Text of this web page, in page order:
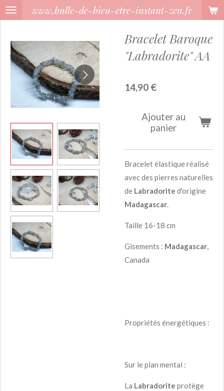
Passer
principal
www.bulle-de-bien-etre-instant-zen.fr
Bracelet Baroque
"Labradorite" AA
14,90 €
Ajouter au
panier
Bracelet élastique réalisé
avec des pierres naturelles
de Labradorite d'origine
Madagascar.
Taille 16-18 cm
Gisements : Madagascar,
Canada
Propriétés énergétiques :
Sur le plan mental :
La Labradorite protège